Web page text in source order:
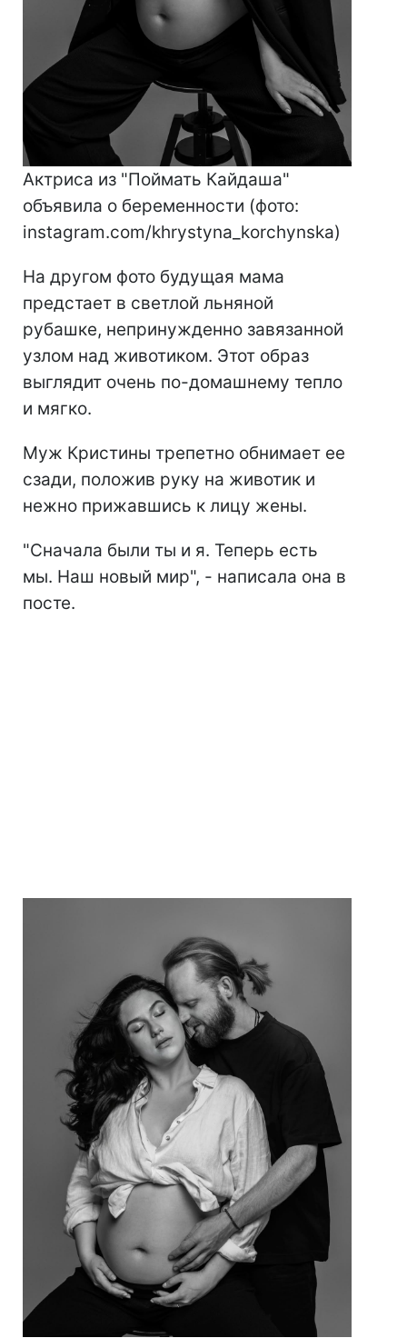
Актриса из "Поймать Кайдаша"
объявила о беременности (фото:
instagram.com/khrystyna_korchynska)
На другом фото будущая мама
предстает в светлой льняной
рубашке, непринужденно завязанной
узлом над животиком. Этот образ
выглядит очень по-домашнему тепло
и мягко.
Муж Кристины трепетно обнимает ее
сзади, положив руку на животик и
нежно прижавшись к лицу жены.
"Сначала были ты и я. Теперь есть
мы. Наш новый мир", - написала она в
посте.